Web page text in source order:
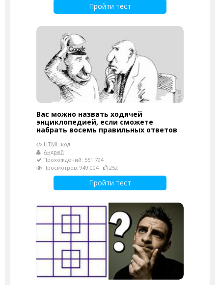
Пройти тест
Вас можно назвать ходячей
энциклопедией, если сможете
набрать восемь правильных ответов
HTML-код
Андрей
Прохождений: 551 794
Просмотров: 949 004
252
Пройти тест